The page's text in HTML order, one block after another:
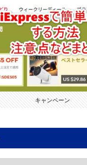
キャンペーン